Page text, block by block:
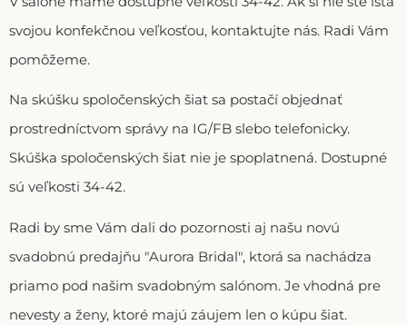
svojou konfekčnou veľkosťou, kontaktujte nás. Radi Vám
pomôžeme.
Na skúšku spoločenských šiat sa postačí objednať
prostredníctvom správy na IG/FB slebo telefonicky.
Skúška spoločenských šiat nie je spoplatnená. Dostupné
sú veľkosti 34-42.
Radi by sme Vám dali do pozornosti aj našu novú
svadobnú predajňu "Aurora Bridal", ktorá sa nachádza
priamo pod našim svadobným salónom. Je vhodná pre
nevesty a ženy, ktoré majú záujem len o kúpu šiat.